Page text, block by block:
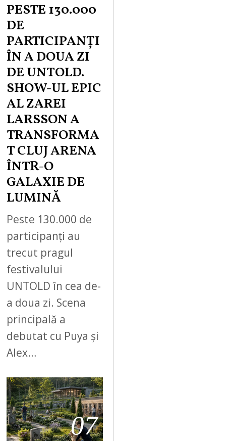
PESTE 130.000
DE
PARTICIPANȚI
ÎN A DOUA ZI
DE UNTOLD.
SHOW-UL EPIC
AL ZAREI
LARSSON A
TRANSFORMA
T CLUJ ARENA
ÎNTR-O
GALAXIE DE
LUMINĂ
Peste 130.000 de
participanți au
trecut pragul
festivalului
UNTOLD în cea de-
a doua zi. Scena
principală a
debutat cu Puya și
Alex…
07